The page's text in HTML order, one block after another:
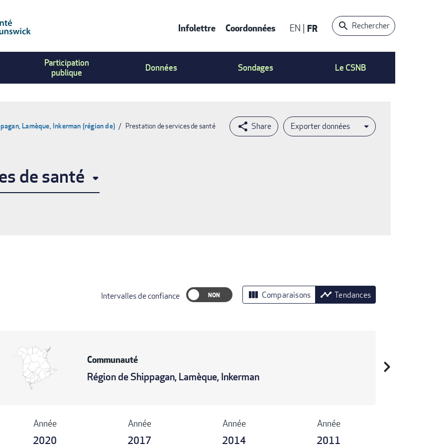
Contact
Menu
Infolettre Coordonnées EN FR Rechercher
Participation
publique
Données Sondages Le CSNB
Exporter données
Lamèque, Inkerman (région de) Prestation de services de santé
de santé
Intervalles de confiance view_column Comparaisons timeline Tendances
Communauté
Région de Shippagan, Lamèque, Inkerman chevron_right
Année
2020
Année
2017
Année
2014
Année
2011